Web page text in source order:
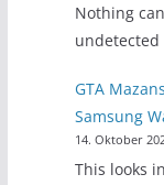
Nothing
undetected
GTA
Samsung
14. Oktober
This looks